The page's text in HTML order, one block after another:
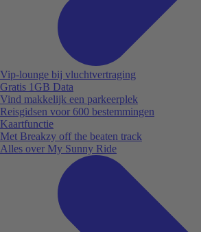
Vip-lounge bij vluchtvertraging
Gratis 1GB Data
Vind makkelijk een parkeerplek
Reisgidsen voor 600 bestemmingen
Kaartfunctie
Met Breakzy off the beaten track
Alles over My Sunny Ride